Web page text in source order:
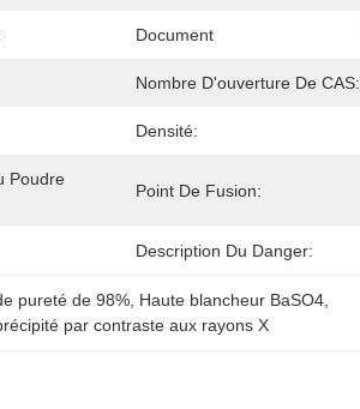
Document
Nombre D'ouverture De CAS:
Densité:
Poudre
Point De Fusion:
Description Du Danger:
pureté de 98% Haute blancheur BaSO4
par contraste aux rayons X